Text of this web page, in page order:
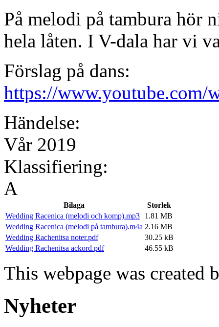
På melodi på tambura hör
hela låten. I V-dala har vi
Förslag på dans:
https://www.youtube.com/
Händelse:
Vår 2019
Klassifiering:
A
Bilaga
Storlek
Wedding Racenica (melodi och komp).mp3
1.81 MB
Wedding Racenica (melodi på tambura).m4a 2.16 MB
Wedding Rachenitsa noter.pdf
30.25 kB
Wedding Rachenitsa ackord.pdf
46.55 kB
This webpage was created
Nyheter